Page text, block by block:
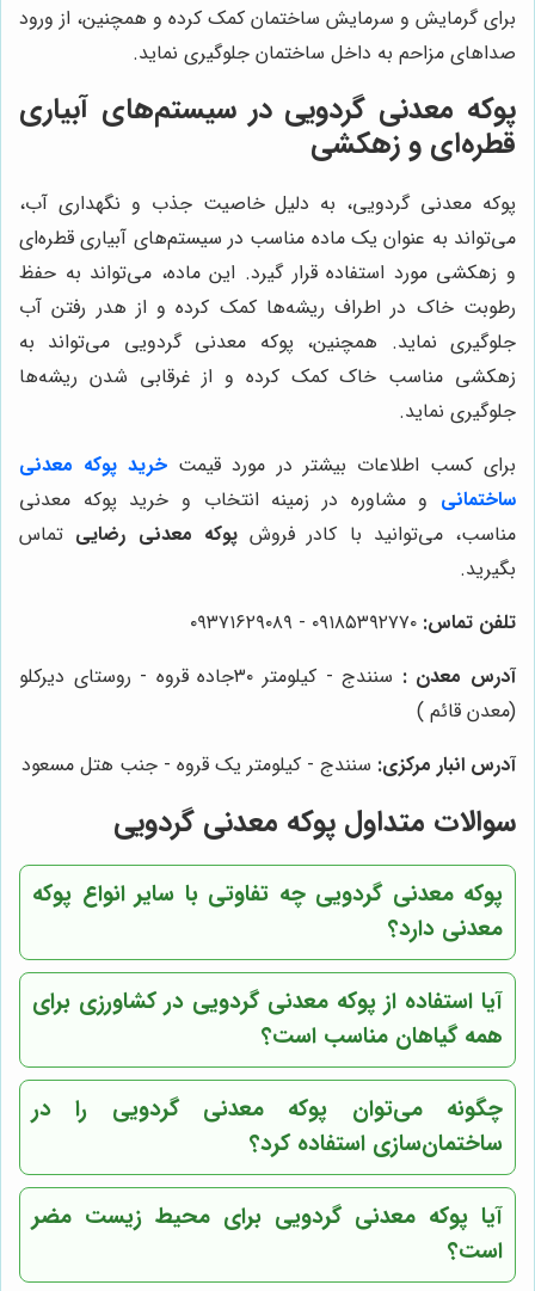
برای گرمایش و سرمایش ساختمان کمک کرده و همچنین، از ورود
صداهای مزاحم به داخل ساختمان جلوگیری نماید.
پوکه معدنی گردویی در سیستم‌های آبیاری
قطره‌ای و زهکشی
پوکه معدنی گردویی، به دلیل خاصیت جذب و نگهداری آب،
می‌تواند به عنوان یک ماده مناسب در سیستم‌های آبیاری قطره‌ای
و زهکشی مورد استفاده قرار گیرد. این ماده، می‌تواند به حفظ
رطوبت خاک در اطراف ریشه‌ها کمک کرده و از هدر رفتن آب
جلوگیری نماید. همچنین، پوکه معدنی گردویی می‌تواند به
زهکشی مناسب خاک کمک کرده و از غرقابی شدن ریشه‌ها
جلوگیری نماید.
برای کسب اطلاعات بیشتر در مورد قیمت خرید پوکه معدنی
ساختمانی و مشاوره در زمینه انتخاب و خرید پوکه معدنی
مناسب، می‌توانید با کادر فروشپوکه معدنی رضایی تماس
بگیرید.
تلفن تماس:
آدرس معدن :
سنندج - کیلومتر ۳۰جاده قروه - روستای دیرکلو
(معدن قائم )
آدرس انبار مرکزی: سنندج - کیلومتر یک قروه - جنب هتل مسعود
سوالات متداول پوکه معدنی گردویی
پوکه معدنی گردویی چه تفاوتی با سایر انواع پوکه
معدنی دارد؟
آیا استفاده از پوکه معدنی گردویی در کشاورزی برای
همه گیاهان مناسب است؟
چگونه می‌توان پوکه معدنی گردویی را در
ساختمان‌سازی استفاده کرد؟
آیا پوکه معدنی گردویی برای محیط زیست مضر
است؟